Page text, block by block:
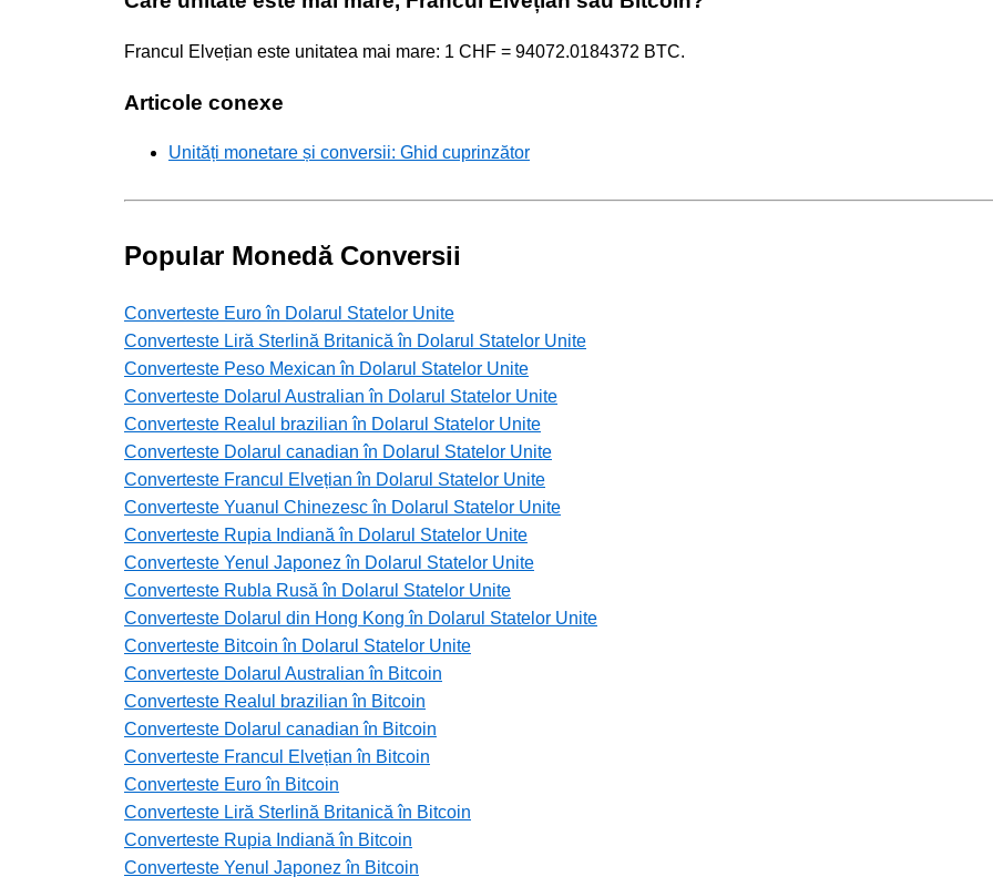
Francul Elvețian este unitatea mai mare: 1 CHF = 94072.0184372 BTC.
Articole conexe
Unități monetare și conversii: Ghid cuprinzător
Popular Monedă Conversii
Converteste Euro în Dolarul Statelor Unite
Converteste Liră Sterlină Britanică în Dolarul Statelor Unite
Converteste Peso Mexican în Dolarul Statelor Unite
Converteste Dolarul Australian în Dolarul Statelor Unite
Converteste Realul brazilian în Dolarul Statelor Unite
Converteste Dolarul canadian în Dolarul Statelor Unite
Converteste Francul Elvețian în Dolarul Statelor Unite
Converteste Yuanul Chinezesc în Dolarul Statelor Unite
Converteste Rupia Indiană în Dolarul Statelor Unite
Converteste Yenul Japonez în Dolarul Statelor Unite
Converteste Rubla Rusă în Dolarul Statelor Unite
Converteste Dolarul din Hong Kong în Dolarul Statelor Unite
Converteste Bitcoin în Dolarul Statelor Unite
Converteste Dolarul Australian în Bitcoin
Converteste Realul brazilian în Bitcoin
Converteste Dolarul canadian în Bitcoin
Converteste Francul Elvețian în Bitcoin
Converteste Euro în Bitcoin
Converteste Liră Sterlină Britanică în Bitcoin
Converteste Rupia Indiană în Bitcoin
Converteste Yenul Japonez în Bitcoin